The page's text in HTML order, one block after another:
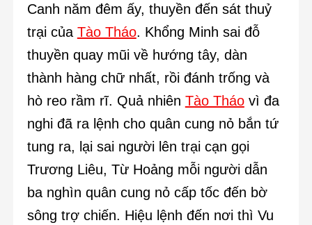
Canh năm đêm ấy, thuyền đến sát thuỷ
trại của Tào Tháo. Khổng Minh sai đỗ
thuyền quay mũi về hướng tây, dàn
thành hàng chữ nhất, rồi đánh trống và
hò reo rầm rĩ. Quả nhiên Tào Tháovì đa
nghi đã ra lệnh cho quân cung nỏ bắn tứ
tung ra, lại sai người lên trại cạn gọi
Trương Liêu, Từ Hoảng mỗi người dẫn
ba nghìn quân cung nỏ cấp tốc đến bờ
sông trợ chiến. Hiệu lệnh đến nơi thì Vu